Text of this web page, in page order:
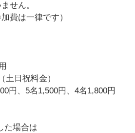
せん。
費は一律です）
土日祝料金）
円、5名1,500円、4名1,800円
た場合は